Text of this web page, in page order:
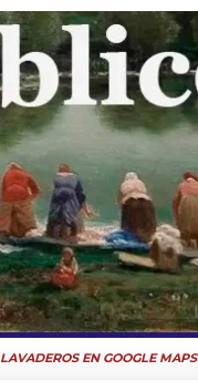
LAVADEROS EN GOOGLE MAPS